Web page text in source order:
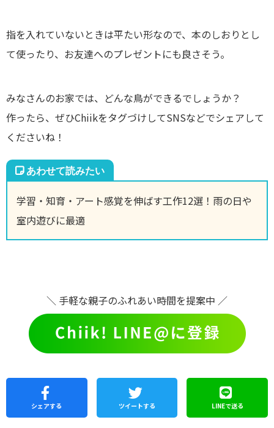
指を入れていないときは平たい形なので、本のしおりとし
て使ったり、お友達へのプレゼントにも良さそう。
みなさんのお家では、どんな鳥ができるでしょうか？
作ったら、ぜひChiikをタグづけしてSNSなどでシェアして
くださいね！
学習・知育・アート感覚を伸ばす工作12選！雨の日や
室内遊びに最適
＼ 手軽な親子のふれあい時間を提案中 ／
シェアする ツイートする LINEで送る